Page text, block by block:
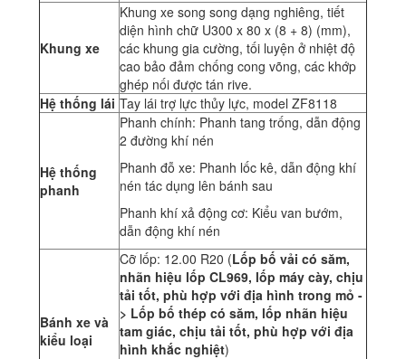
Khung xe
Khung xe song song dạng nghiêng, tiết
diện hình chữ U300 x 80 x (8 + 8) (mm),
các khung gia cường, tối luyện ở nhiệt độ
cao bảo đảm chống cong võng, các khớp
ghép nối được tán rive.
Hệ thống lái Tay lái trợ lực thủy lực, model ZF8118
Hệ thống
phanh
Phanh chính: Phanh tang trống, dẫn động
2 đường khí nén
Phanh đỗ xe: Phanh lốc kê, dẫn động khí
nén tác dụng lên bánh sau
Phanh khí xả động cơ: Kiểu van bướm,
dẫn động khí nén
Bánh xe và
kiểu loại
Cỡ lốp: 12.00 R20 (Lốp bố vải có săm,
nhãn hiệu lốp CL969, lốp máy cày, chịu
tải tốt, phù hợp với địa hình trong mỏ -
> Lốp bố thép có săm, lốp nhãn hiệu
tam giác, chịu tải tốt, phù hợp với địa
hình khắc nghiệt)